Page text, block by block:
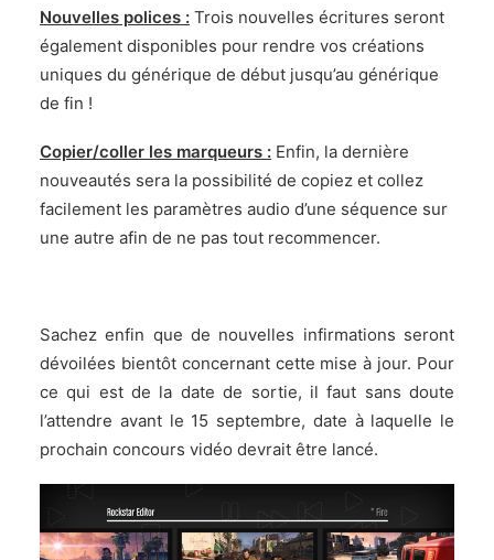
Nouvelles polices : Trois nouvelles écritures seront
également disponibles pour rendre vos créations
uniques du générique de début jusqu’au générique
de fin !
Copier/coller les marqueurs : Enfin, la dernière
nouveautés sera la possibilité de copiez et collez
facilement les paramètres audio d’une séquence sur
une autre afin de ne pas tout recommencer.
Sachez enfin que de nouvelles infirmations seront
dévoilées bientôt concernant cette mise à jour. Pour
ce qui est de la date de sortie, il faut sans doute
l’attendre avant le 15 septembre, date à laquelle le
prochain concours vidéo devrait être lancé.